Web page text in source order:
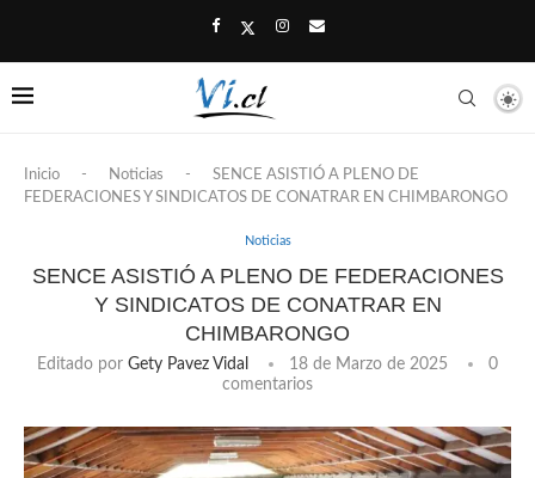
Inicio - Noticias -
SENCE ASISTIÓ A PLENO DE
FEDERACIONES Y SINDICATOS DE CONATRAR EN CHIMBARONGO
Noticias
SENCE ASISTIÓ A PLENO DE FEDERACIONES
Y SINDICATOS DE CONATRAR EN
CHIMBARONGO
Editado por Gety Pavez Vidal 18 de Marzo de 2025
0
comentarios